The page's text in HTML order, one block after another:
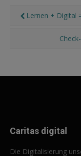
Lernen + Digital
Caritas digital
Die Digitalisierung